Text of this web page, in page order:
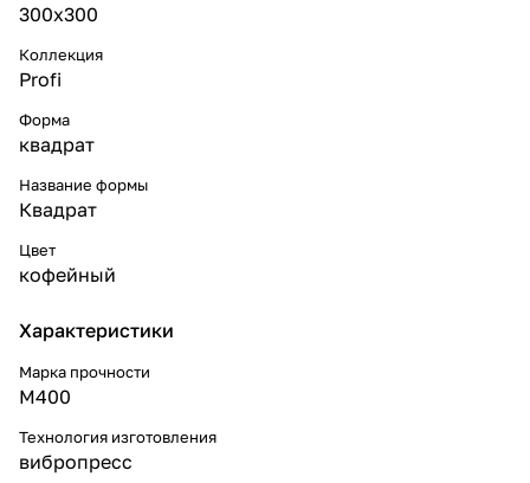
300x300
Коллекция
Profi
Форма
квадрат
Название формы
Квадрат
Цвет
кофейный
Характеристики
Марка прочности
М400
Технология изготовления
вибропресс